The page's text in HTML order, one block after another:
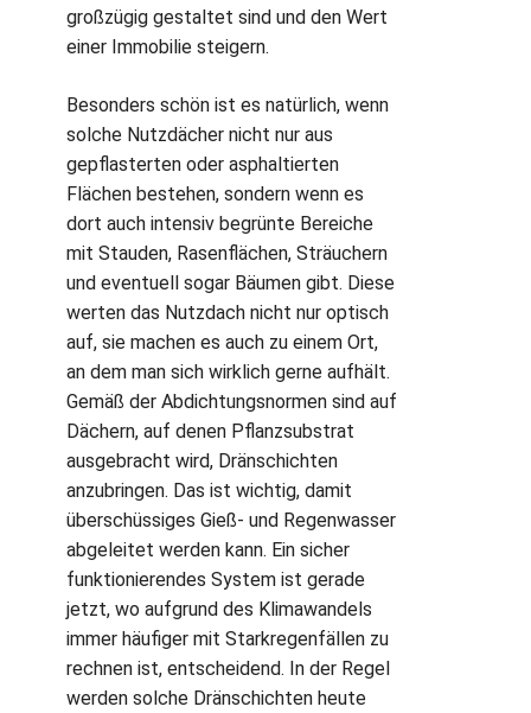
großzügig gestaltet sind und den Wert
einer Immobilie steigern.
Besonders schön ist es natürlich, wenn
solche Nutzdächer nicht nur aus
gepflasterten oder asphaltierten
Flächen bestehen, sondern wenn es
dort auch intensiv begrünte Bereiche
mit Stauden, Rasenflächen, Sträuchern
und eventuell sogar Bäumen gibt. Diese
werten das Nutzdach nicht nur optisch
auf, sie machen es auch zu einem Ort,
an dem man sich wirklich gerne aufhält.
Gemäß der Abdichtungsnormen sind auf
Dächern, auf denen Pflanzsubstrat
ausgebracht wird, Dränschichten
anzubringen. Das ist wichtig, damit
überschüssiges Gieß- und Regenwasser
abgeleitet werden kann. Ein sicher
funktionierendes System ist gerade
jetzt, wo aufgrund des Klimawandels
immer häufiger mit Starkregenfällen zu
rechnen ist, entscheidend. In der Regel
werden solche Dränschichten heute